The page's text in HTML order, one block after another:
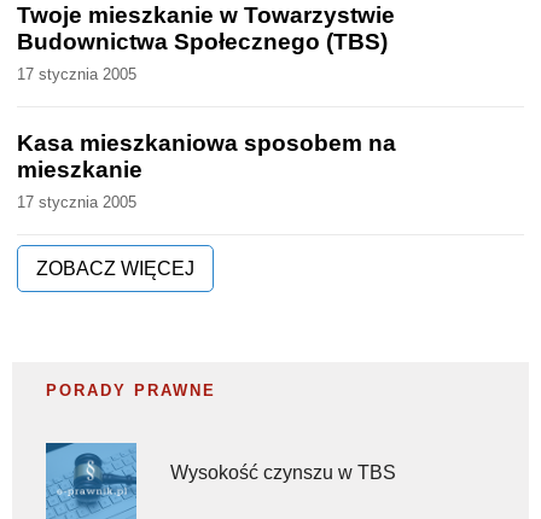
Twoje mieszkanie w Towarzystwie
Budownictwa Społecznego (TBS)
17 stycznia 2005
Kasa mieszkaniowa sposobem na
mieszkanie
17 stycznia 2005
ZOBACZ WIĘCEJ
PORADY PRAWNE
Wysokość czynszu w TBS